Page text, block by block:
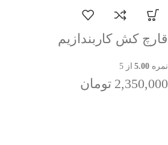
قارچ کش کاربندازیم
نمره 5.00از 5
2,350,000 تومان